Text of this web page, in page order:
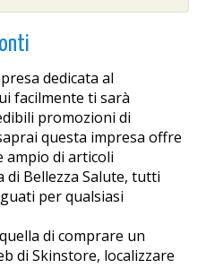
dedicata al
facilmente ti sarà
promozioni di
questa impresa offre
ampio di articoli
Bellezza Salute, tutti
per qualsiasi
di comprare un
di Skinstore, localizzare